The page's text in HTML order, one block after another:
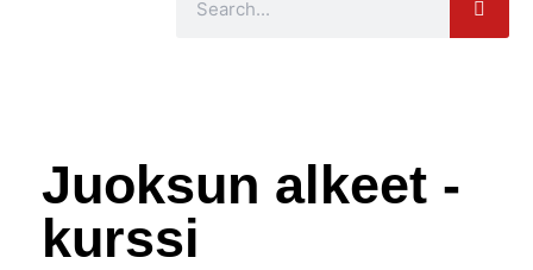
Juoksun alkeet -
kurssi